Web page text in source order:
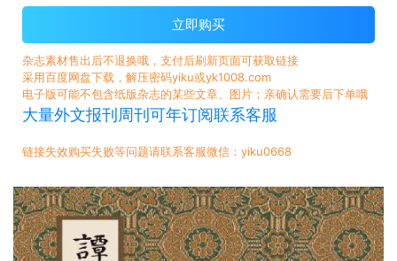
立即购买
杂志素材售出后不退换哦，支付后刷新页面可获取链接
采用百度网盘下载，解压密码yiku或yk1008.com
电子版可能不包含纸版杂志的某些文章、图片；亲确认需要后下单哦
大量外文报刊周刊可年订阅联系客服
链接失效购买失败等问题请联系客服微信：yiku0668